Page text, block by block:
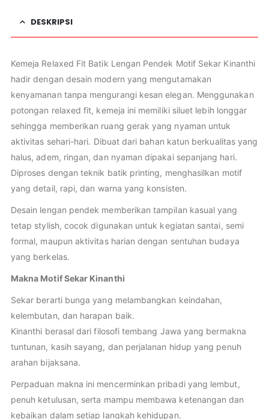
DESKRIPSI
Kemeja Relaxed Fit Batik Lengan Pendek Motif Sekar Kinanthi
hadir dengan desain modern yang mengutamakan
kenyamanan tanpa mengurangi kesan elegan. Menggunakan
potongan relaxed fit, kemeja ini memiliki siluet lebih longgar
sehingga memberikan ruang gerak yang nyaman untuk
aktivitas sehari-hari. Dibuat dari bahan katun berkualitas yang
halus, adem, ringan, dan nyaman dipakai sepanjang hari.
Diproses dengan teknik batik printing, menghasilkan motif
yang detail, rapi, dan warna yang konsisten.
Desain lengan pendek memberikan tampilan kasual yang
tetap stylish, cocok digunakan untuk kegiatan santai, semi
formal, maupun aktivitas harian dengan sentuhan budaya
yang berkelas.
Makna Motif Sekar Kinanthi
Sekar berarti bunga yang melambangkan keindahan,
kelembutan, dan harapan baik.
Kinanthi berasal dari filosofi tembang Jawa yang bermakna
tuntunan, kasih sayang, dan perjalanan hidup yang penuh
arahan bijaksana.
Perpaduan makna ini mencerminkan pribadi yang lembut,
penuh ketulusan, serta mampu membawa ketenangan dan
kebaikan dalam setiap langkah kehidupan.